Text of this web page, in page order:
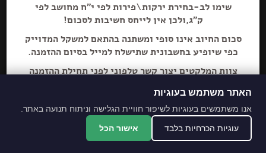
שימו לב-בחירת ירקות\פירות לפי י"ח מחושב לפי
ק"ג,ולכן אין לייחס חשיבות לסכום!
סכום החיוב אינו סופי ומשתנה בהתאם למשקל המדוייק
כפי שיופיע בחשבונית שתישלח למייל בסיום ההזמנה.
צוות המלקטים יצור קשר טלפוני לפני תחילת ההזמנה
מתחייבים לסחורה הכי
מובחרת!
*האתר והמקום עם נגישות מלאה לנכים.
האתר משתמש בעוגיות
אנו משתמשים בעוגיות לשיפור חוויית הגלישה וניתוח תנועה באתר.
עוגיות הכרחיות בלבד אישור הכל